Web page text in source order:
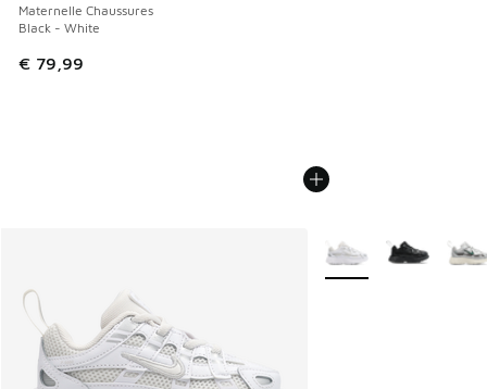
Maternelle Chaussures
Black - White
€ 79,99
Plus de couleurs